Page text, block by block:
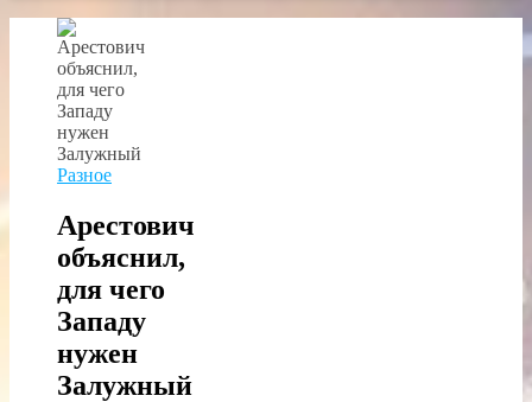
Разное
Арестович
объяснил,
для чего
Западу
нужен
Залужный